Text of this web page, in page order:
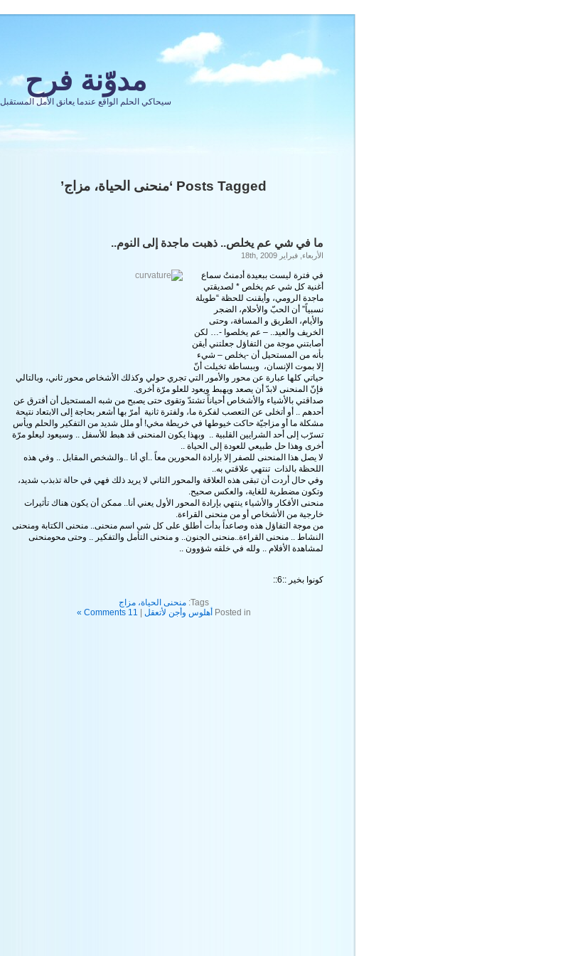
مدوّنة فرح
سيحاكي الحلم الواقع عندما يعانق الأمل المستقبل
Posts Tagged ‘منحنى الحياة، مزاج’
ما في شي عم يخلص.. ذهبت ماجدة إلى النوم..
الأربعاء, فبراير 18th, 2009
في فترة ليست ببعيدة أدمنتُ سماع
أغنية كل شي عم يخلص * لصديقتي
ماجدة الرومي، وأيقنت للحظة “طويلة
نسبياً” أن الحبّ والأحلام، الضجر
والأيام، الطريق و المسافة، وحتى
الخريف والعيد.. – عم يخلصوا -… لكن
أصابتني موجة من التفاؤل جعلتني أيقن
بأنه من المستحيل أن -يخلص – شيء
إلا بموت الإنسان، وببساطة تخيلت أنّ
حياتي كلها عبارة عن محور والأمور التي تجري حولي وكذلك الأشخاص محور ثاني، وبالتالي
فإنّ المنحنى لابدّ أن يصعد ويهبط ويعود للعلو مرّة أخرى.
صداقتي بالأشياء والأشخاص أحياناً تشتدّ وتقوى حتى يصبح من شبه المستحيل أن أفترق عن
أحدهم .. أو أتخلى عن التعصب لفكرة ما، ولفترة ثانية أمرّ بها أشعر بحاجة إلى الابتعاد نتيحة
مشكلة ما أو مزاجيّة حاكت خيوطها في خريطة مخي! أو ملل شديد من التفكير والحلم ويأس
تسرّب إلى أحد الشرايين القلبية .. وبهذا يكون المنحنى قد هبط للأسفل .. وسيعود ليعلو مرّة
أخرى وهذا حل طبيعي للعودة إلى الحياة ..
لا يصل هذا المنحنى للصفر إلا بإرادة المحورين معاً ..أي أنا ..والشخص المقابل .. وفي هذه
اللحظة بالذات تنتهي علاقتي به..
وفي حال أردت أن تبقى هذه العلاقة والمحور الثاني لا يريد ذلك فهي في حالة تذبذب شديد،
وتكون مضطربة للغاية، والعكس صحيح.
منحنى الأفكار والأشياء ينتهي بإرادة المحور الأول يعني أنا.. ممكن أن يكون هناك تأثيرات
خارجية من الأشخاص أو من منحنى القراءة.
من موجة التفاؤل هذه وصاعداً بدأت أطلق على كل شي اسم منحنى.. منحنى الكتابة ومنحنى
النشاط .. منحنى القراءة..منحنى الجنون.. و منحنى التأمل والتفكير .. وحتى محومنحنى
لمشاهدة الأفلام .. ولله في خلقه شؤوون ..
كونوا بخير ::6::
Tags: منحنى الحياة، مزاج
Posted in أهلوس وأجن لأتعقل 11 Comments »